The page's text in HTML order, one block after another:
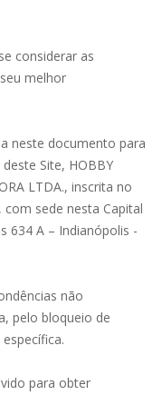
considerar as
melhor
neste documento para
Site, HOBBY
LTDA., inscrita no
com sede nesta Capital
634 A – Indianópolis -
não
pelo bloqueio de
para obter